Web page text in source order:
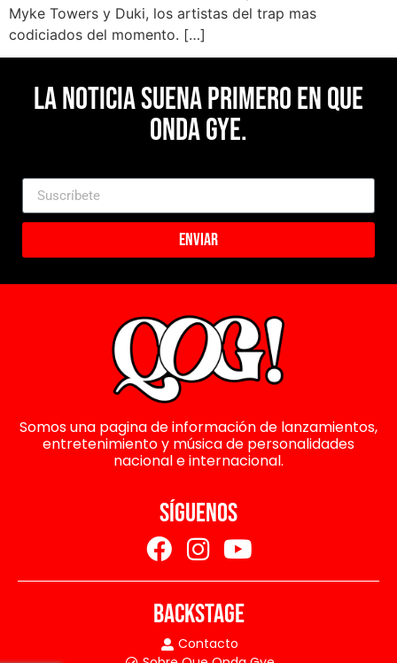
Myke Towers y Duki, los artistas del trap mas
codiciados del momento. […]
La noticia suena primero en Que
Onda Gye.
Enviar
Somos una pagina de información de lanzamientos,
entretenimiento y música de personalidades
nacional e internacional.
SÍGUENOS
BACKSTAGE
Contacto